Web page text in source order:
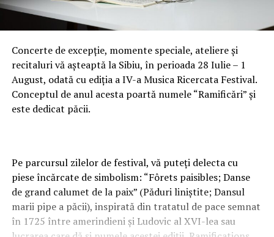
Concerte de excepție, momente speciale, ateliere și
recitaluri vă așteaptă la Sibiu, în perioada 28 Iulie – 1
August, odată cu ediția a IV-a Musica Ricercata Festival.
Conceptul de anul acesta poartă numele “Ramificări” și
este dedicat păcii.
Pe parcursul zilelor de festival, vă puteți delecta cu
piese încărcate de simbolism: “Fôrets paisibles; Danse
de grand calumet de la paix” (Păduri liniștite; Dansul
marii pipe a păcii), inspirată din tratatul de pace semnat
în 1725 între amerindieni și Ludovic al XVI-lea sau